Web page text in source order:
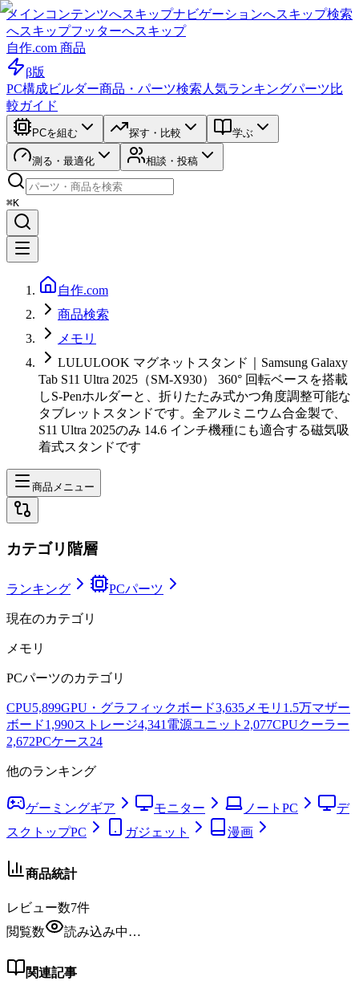
メインコンテンツへスキップナビゲーションへスキップ検索
へスキップフッターへスキップ
自作.com 商品
β版
PC構成ビルダー商品・パーツ検索 人気ランキングパーツ比
較ガイド
PCを組む 探す・比較 学ぶ
測る・最適化 相談・投稿
⌘K
自作.com
商品検索
メモリ
LULULOOK マグネットスタンド｜Samsung Galaxy
Tab S11 Ultra 2025（SM-X930） 360° 回転ベースを搭載
しS-Penホルダーと、折りたたみ式かつ角度調整可能な
タブレットスタンドです。全アルミニウム合金製で、
S11 Ultra 2025のみ 14.6 インチ機種にも適合する磁気吸
着式スタンドです
商品メニュー
カテゴリ階層
ランキング PCパーツ
現在のカテゴリ
メモリ
PCパーツのカテゴリ
CPU5,899GPU・グラフィックボード3,635メモリ 1.5万マザー
ボード1,990ストレージ4,341電源ユニット 2,077CPUクーラー
2,672PCケース24
他のランキング
ゲーミングギア モニター ノートPC
デ
スクトップPC
ガジェット 漫画
商品統計
レビュー数7件
閲覧数
読み込み中…
関連記事